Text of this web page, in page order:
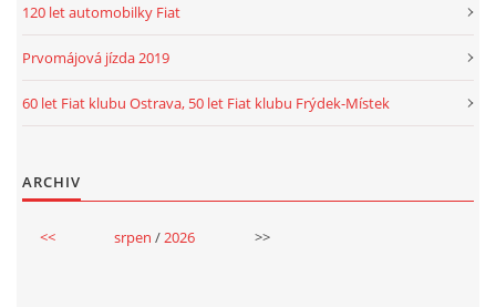
120 let automobilky Fiat
Prvomájová jízda 2019
60 let Fiat klubu Ostrava, 50 let Fiat klubu Frýdek-Místek
ARCHIV
<< srpen / 2026 >>